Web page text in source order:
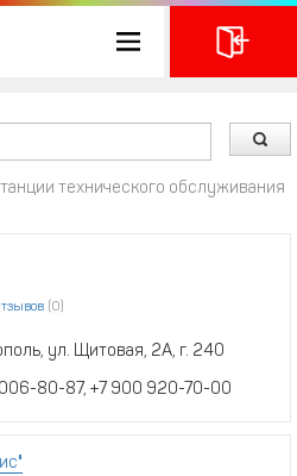
технического обслуживания
(0)
ул. Щитовая, 2А, г. 240
80-87, +7 900 920-70-00